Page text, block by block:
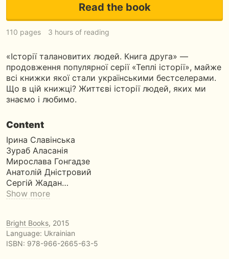
Read the book
110 pages 3 hours of reading
«Історії талановитих людей. Книга друга» —
продовження популярної серії «Теплі історії», майже
всі книжки якої стали українськими бестселерами.
Що в цій книжці? Життєві історії людей, яких ми
знаємо і любимо.
Content
Iрина Славiнська
Зураб Аласанiя
Мирослава Гонгадзе
Анатолiй Днiстровий
Сергiй Жадан…
Show more
Bright Books, 2015
Language: Ukrainian
ISBN: 978-966-2665-63-5